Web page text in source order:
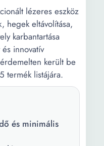
lézeres eszköz
hegek eltávolítása,
karbantartása
innovatív
került be
termék listájára.
és minimális